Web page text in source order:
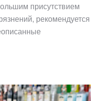
присутствием
рекомендуется